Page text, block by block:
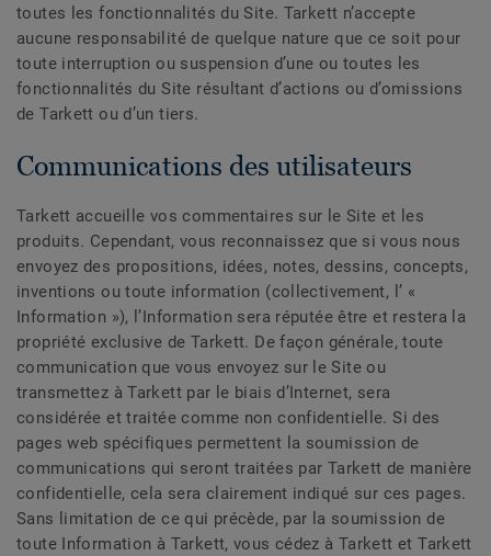
toutes les fonctionnalités du Site. Tarkett n’accepte
aucune responsabilité de quelque nature que ce soit pour
toute interruption ou suspension d’une ou toutes les
fonctionnalités du Site résultant d’actions ou d’omissions
de Tarkett ou d’un tiers.
Communications des utilisateurs
Tarkett accueille vos commentaires sur le Site et les
produits. Cependant, vous reconnaissez que si vous nous
envoyez des propositions, idées, notes, dessins, concepts,
inventions ou toute information (collectivement, l’ «
Information »), l’Information sera réputée être et restera la
propriété exclusive de Tarkett. De façon générale, toute
communication que vous envoyez sur le Site ou
transmettez à Tarkett par le biais d’Internet, sera
considérée et traitée comme non confidentielle. Si des
pages web spécifiques permettent la soumission de
communications qui seront traitées par Tarkett de manière
confidentielle, cela sera clairement indiqué sur ces pages.
Sans limitation de ce qui précède, par la soumission de
toute Information à Tarkett, vous cédez à Tarkett et Tarkett